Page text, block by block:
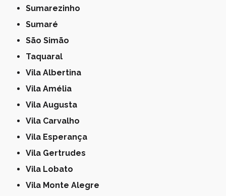
Sumarezinho
Sumaré
São Simão
Taquaral
Vila Albertina
Vila Amélia
Vila Augusta
Vila Carvalho
Vila Esperança
Vila Gertrudes
Vila Lobato
Vila Monte Alegre